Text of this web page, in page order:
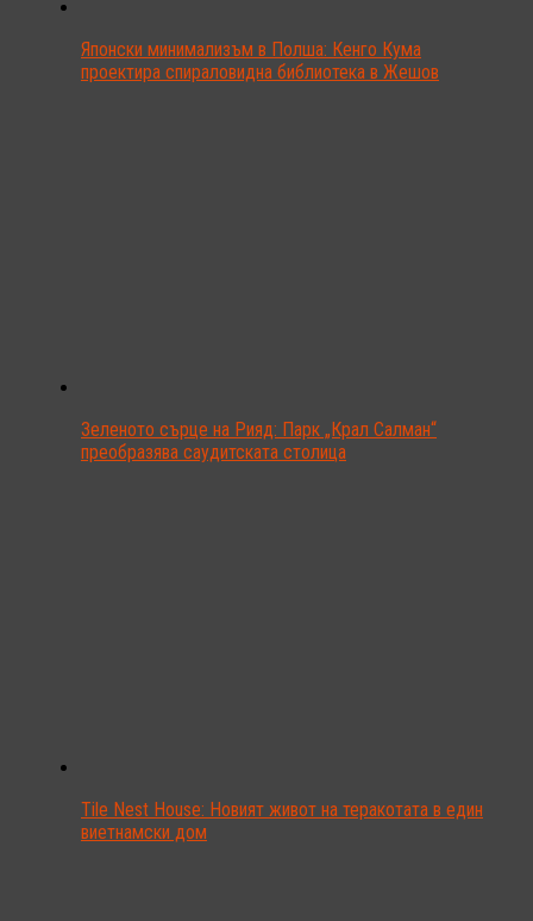
Японски минимализъм в Полша: Кенго Кума
проектира спираловидна библиотека в Жешов
Зеленото сърце на Рияд: Парк „Крал Салман“
преобразява саудитската столица
Tile Nest House: Новият живот на теракотата в един
виетнамски дом